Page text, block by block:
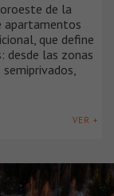
de la
apartamentos
que define
desde las zonas
VER +